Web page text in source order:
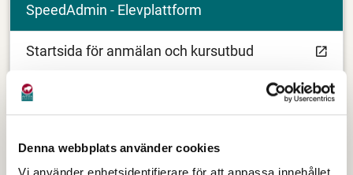
Denna webbplats använder cookies
SpeedAdmin - Elevplattform
Startsida för anmälan och kursutbud
Logga in befintlig användare